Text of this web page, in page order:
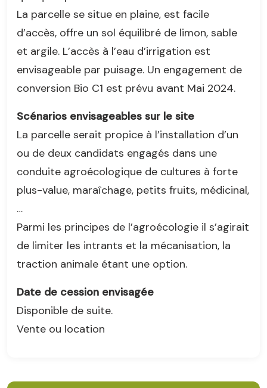
La parcelle se situe en plaine, est facile
d’accès, offre un sol équilibré de limon, sable
et argile. L’accès à l’eau d’irrigation est
envisageable par puisage. Un engagement de
conversion Bio C1 est prévu avant Mai 2024.
Scénarios envisageables sur le site
La parcelle serait propice à l’installation d’un
ou de deux candidats engagés dans une
conduite agroécologique de cultures à forte
plus-value, maraîchage, petits fruits, médicinal,
…
Parmi les principes de l’agroécologie il s’agirait
de limiter les intrants et la mécanisation, la
traction animale étant une option.
Date de cession envisagée
Disponible de suite.
Vente ou location